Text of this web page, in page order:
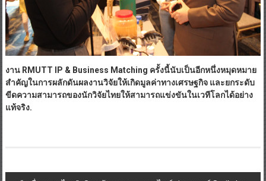
งาน RMUTT IP & Business Matching ครั้งนี้นับเป็นอีกหนึ่งหมุดหมาย
สำคัญในการผลักดันผลงานวิจัยให้เกิดมูลค่าทางเศรษฐกิจ และยกระดับ
ขีดความสามารถของนักวิจัยไทยให้สามารถแข่งขันในเวทีโลกได้อย่าง
แท้จริง.